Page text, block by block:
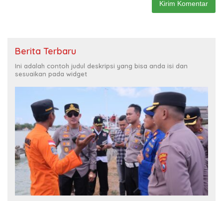
Berita Terbaru
Ini adalah contoh judul deskripsi yang bisa anda isi dan
sesuaikan pada widget